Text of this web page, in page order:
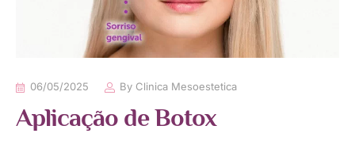
06/05/2025 By Clinica Mesoestetica
Aplicação de Botox